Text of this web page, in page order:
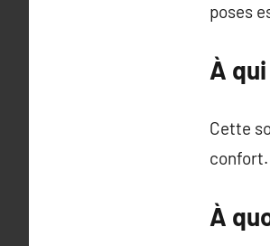
poses
À
Cette
confort.
À